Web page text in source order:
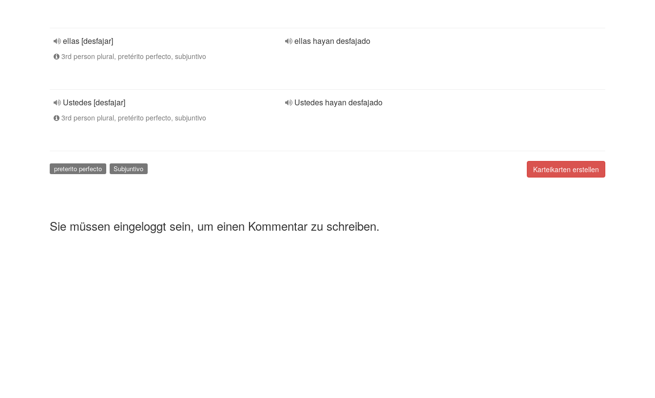
ellas [desfajar]
3rd person plural, pretérito perfecto, subjuntivo
ellas hayan desfajado
Ustedes [desfajar]
3rd person plural, pretérito perfecto, subjuntivo
Ustedes hayan desfajado
Karteikarten erstellen
preterito perfecto Subjuntivo
Sie müssen eingeloggt sein, um einen Kommentar zu schreiben.